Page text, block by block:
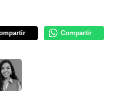
Compartir